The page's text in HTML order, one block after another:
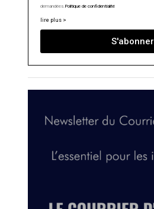
demandées.Politique de confidentialité
lire plus >
S'abonner